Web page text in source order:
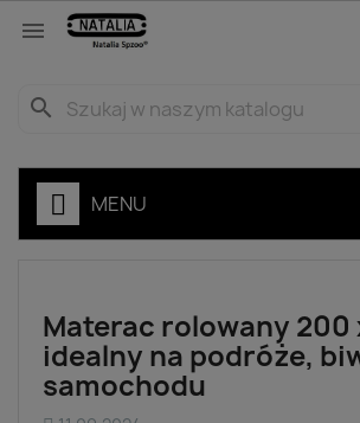

search
MENU
Materac rolowany 200
idealny na podróże,
samochodu